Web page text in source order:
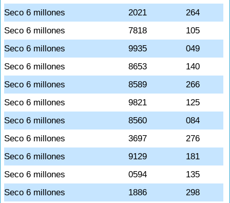
Seco 6 millones
2021
264
Seco 6 millones
7818
105
Seco 6 millones
9935
049
Seco 6 millones
8653
140
Seco 6 millones
8589
266
Seco 6 millones
9821
125
Seco 6 millones
8560
084
Seco 6 millones
3697
276
Seco 6 millones
9129
181
Seco 6 millones
0594
135
Seco 6 millones
1886
298